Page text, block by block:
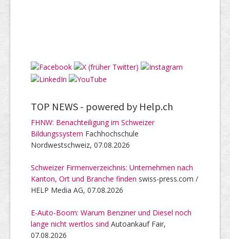
TOP NEWS - powered by Help.ch
FHNW: Benachteiligung im Schweizer
Bildungssystem Fachhochschule
Nordwestschweiz, 07.08.2026
Schweizer Firmenverzeichnis: Unternehmen nach
Kanton, Ort und Branche finden swiss-press.com /
HELP Media AG, 07.08.2026
E-Auto-Boom: Warum Benziner und Diesel noch
lange nicht wertlos sind Autoankauf Fair,
07.08.2026